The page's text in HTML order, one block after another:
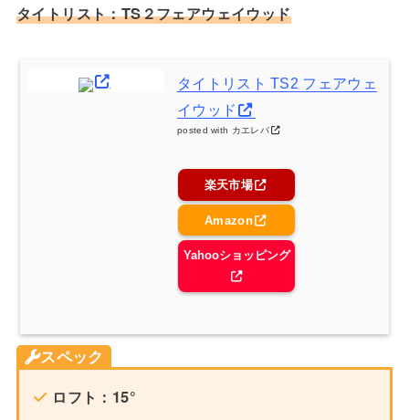
タイトリスト：TS２フェアウェイウッド
タイトリスト TS2 フェアウェ
イウッド
posted with カエレバ
楽天市場
Amazon
Yahooショッピング
スペック
ロフト：15°